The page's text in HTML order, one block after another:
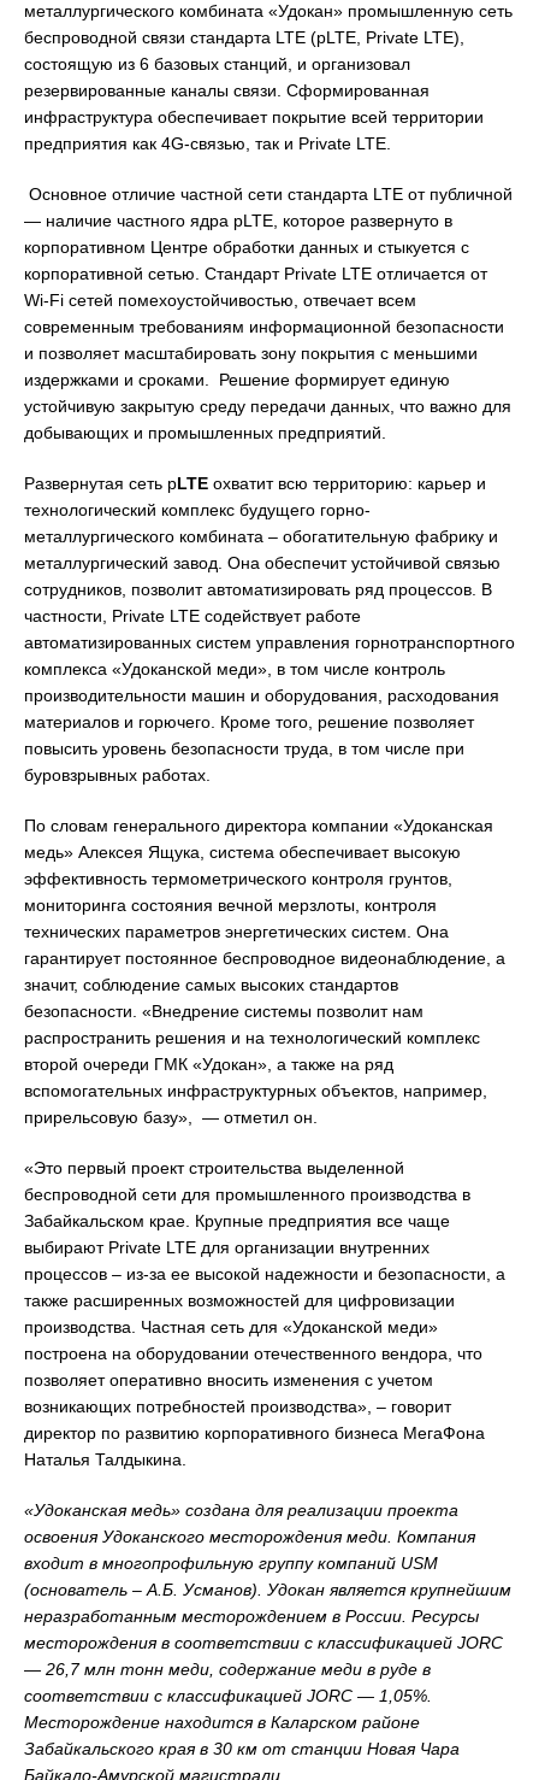
металлургического комбината «Удокан» промышленную сеть
беспроводной связи стандарта LTE (pLTE, Private LTE),
состоящую из 6 базовых станций, и организовал
резервированные каналы связи. Сформированная
инфраструктура обеспечивает покрытие всей территории
предприятия как 4G-связью, так и Private LTE.
Основное отличие частной сети стандарта LTE от публичной
— наличие частного ядра pLTE, которое развернуто в
корпоративном Центре обработки данных и стыкуется с
корпоративной сетью. Стандарт Private LTE отличается от
Wi-Fi сетей помехоустойчивостью, отвечает всем
современным требованиям информационной безопасности
и позволяет масштабировать зону покрытия с меньшими
издержками и сроками. Решение формирует единую
устойчивую закрытую среду передачи данных, что важно для
добывающих и промышленных предприятий.
Развернутая сеть pLTE охватит всю территорию: карьер и
технологический комплекс будущего горно-
металлургического комбината – обогатительную фабрику и
металлургический завод. Она обеспечит устойчивой связью
сотрудников, позволит автоматизировать ряд процессов. В
частности, Private LTE содействует работе
автоматизированных систем управления горнотранспортного
комплекса «Удоканской меди», в том числе контроль
производительности машин и оборудования, расходования
материалов и горючего. Кроме того, решение позволяет
повысить уровень безопасности труда, в том числе при
буровзрывных работах.
По словам генерального директора компании «Удоканская
медь» Алексея Ящука, система обеспечивает высокую
эффективность термометрического контроля грунтов,
мониторинга состояния вечной мерзлоты, контроля
технических параметров энергетических систем. Она
гарантирует постоянное беспроводное видеонаблюдение, а
значит, соблюдение самых высоких стандартов
безопасности. «Внедрение системы позволит нам
распространить решения и на технологический комплекс
второй очереди ГМК «Удокан», а также на ряд
вспомогательных инфраструктурных объектов, например,
прирельсовую базу», — отметил он.
«Это первый проект строительства выделенной
беспроводной сети для промышленного производства в
Забайкальском крае. Крупные предприятия все чаще
выбирают Private LTE для организации внутренних
процессов – из-за ее высокой надежности и безопасности, а
также расширенных возможностей для цифровизации
производства. Частная сеть для «Удоканской меди»
построена на оборудовании отечественного вендора, что
позволяет оперативно вносить изменения с учетом
возникающих потребностей производства», – говорит
директор по развитию корпоративного бизнеса МегаФона
Наталья Талдыкина.
«Удоканская медь» создана для реализации проекта
освоения Удоканского месторождения меди. Компания
входит в многопрофильную группу компаний USM
(основатель – А.Б. Усманов). Удокан является крупнейшим
неразработанным месторождением в России. Ресурсы
месторождения в соответствии с классификацией JORC
— 26,7 млн тонн меди, содержание меди в руде в
соответствии с классификацией JORC — 1,05%.
Месторождение находится в Каларском районе
Забайкальского края в 30 км от станции Новая Чара
Байкало-Амурской магистрали.